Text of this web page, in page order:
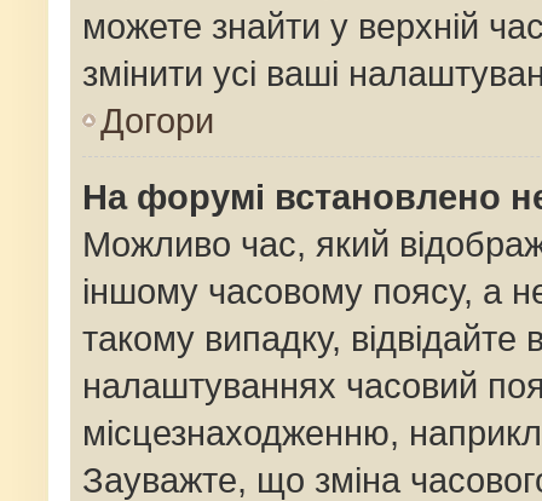
можете знайти у верхній
змінити усі ваші
Догори
На форумі встановлено
Можливо час, який
іншому часовому поясу, а
такому випадку,
налаштуваннях часовий
місцезнаходженню,
Зауважте, що зміна